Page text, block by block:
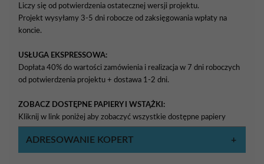
Liczy się od potwierdzenia ostatecznej wersji projektu.
Projekt wysyłamy 3-5 dni robocze od zaksięgowania wpłaty na
koncie.
USŁUGA EKSPRESSOWA:
Dopłata 40% do wartości zamówienia i realizacja w 7 dni roboczych
od potwierdzenia projektu + dostawa 1-2 dni.
ZOBACZ DOSTĘPNE PAPIERY I WSTĄŻKI:
Kliknij w link poniżej aby zobaczyć wszystkie dostępne papiery
ADRESOWANIE KOPERT